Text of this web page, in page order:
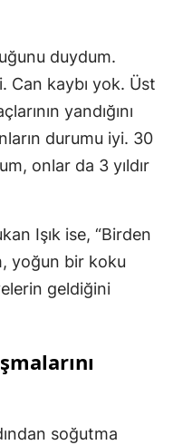
duydum.
Can kaybı yok. Üst
yandığını
durumu iyi. 30
onlar da 3 yıldır
Işık ise, “Birden
yoğun bir koku
geldiğini
soğutma